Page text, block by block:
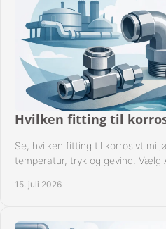
Hvilken fitting til
Se, hvilken fitting til korrosivt
temperatur, tryk og gevind.
15. juli 2026